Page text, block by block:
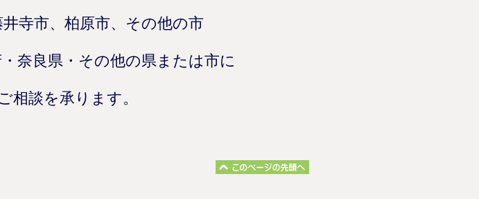
寺市、柏原市、その他の市
奈良県・その他の県または市に
相談を承ります。